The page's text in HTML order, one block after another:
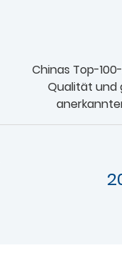
Chinas Top-
Qualität und
Marken-